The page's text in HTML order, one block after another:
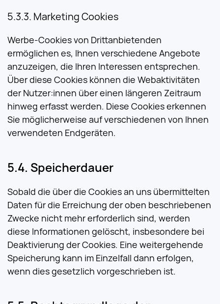
Marketing Cookies
Werbe-Cookies von Drittanbietenden
ermöglichen es, Ihnen verschiedene Angebote
anzuzeigen, die Ihren Interessen entsprechen.
Über diese Cookies können die Webaktivitäten
der Nutzer:innen über einen längeren Zeitraum
hinweg erfasst werden. Diese Cookies erkennen
Sie möglicherweise auf verschiedenen von Ihnen
verwendeten Endgeräten.
Speicherdauer
Sobald die über die Cookies an uns übermittelten
Daten für die Erreichung der oben beschriebenen
Zwecke nicht mehr erforderlich sind, werden
diese Informationen gelöscht, insbesondere bei
Deaktivierung der Cookies. Eine weitergehende
Speicherung kann im Einzelfall dann erfolgen,
wenn dies gesetzlich vorgeschrieben ist.